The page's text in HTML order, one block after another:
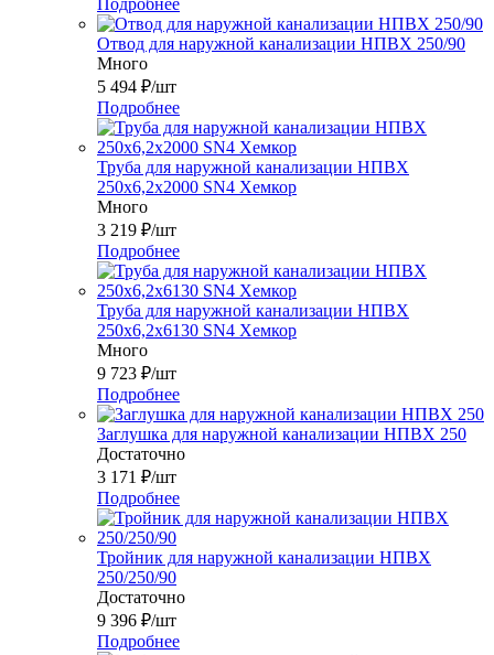
Подробнее
Отвод для наружной канализации НПВХ 250/90
Много
5 494 ₽/шт
Подробнее
Труба для наружной канализации НПВХ
250x6,2x2000 SN4 Хемкор
Много
3 219 ₽/шт
Подробнее
Труба для наружной канализации НПВХ
250x6,2x6130 SN4 Хемкор
Много
9 723 ₽/шт
Подробнее
Заглушка для наружной канализации НПВХ 250
Достаточно
3 171 ₽/шт
Подробнее
Тройник для наружной канализации НПВХ
250/250/90
Достаточно
9 396 ₽/шт
Подробнее